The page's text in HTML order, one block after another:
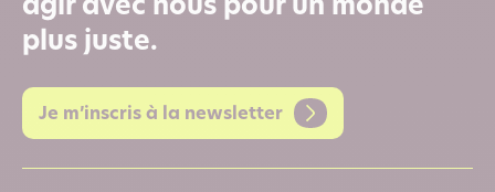
agir avec nous pour un monde
plus juste.
Je m’inscris à la newsletter